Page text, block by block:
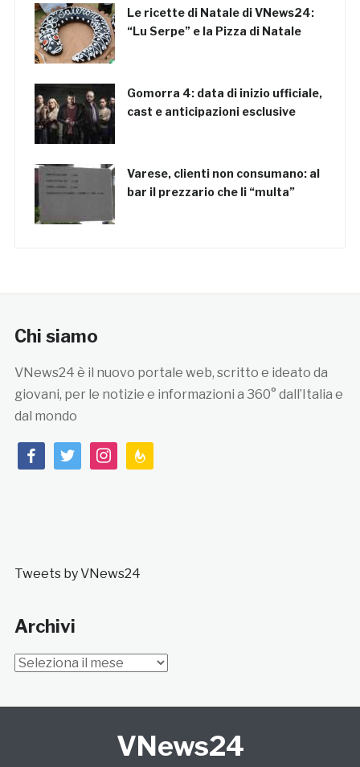
Le ricette di Natale di VNews24:
“Lu Serpe” e la Pizza di Natale
Gomorra 4: data di inizio ufficiale,
cast e anticipazioni esclusive
Varese, clienti non consumano: al
bar il prezzario che li “multa”
Chi siamo
VNews24 è il nuovo portale web, scritto e ideato da
giovani, per le notizie e informazioni a 360° dall’Italia e
dal mondo
facebooktwitterinstagramfeedburner
Tweets by VNews24
Archivi
Archivi
VNews24